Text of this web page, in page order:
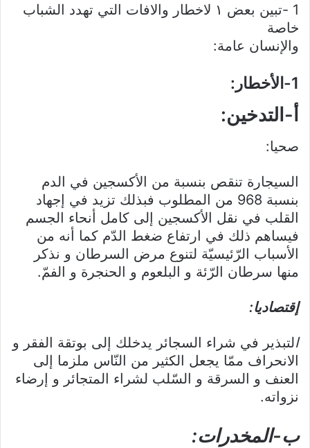
1 -تبين بعض ‎١‏ لاخطار والافات التي تهدد الشباب
خاصة
والإنسان عامة:
1-الأخطار:
أ-التدخين:
صحيا:
السيجارة تنقص بنسبة من الأكسجين في الدم
بنسبة 968 من المطلوب فبذلك تزيد في إجهاد
القلب في نقل الأكسجين إلى كامل أنحاء الجسم
فيساهم ذلك في ارتفاع ضغط الدّم كما أنه من
الأسباب الرّئيسيّة لتنوع مرض السرطان و نذكر
منها سرطان الرّئة و البلعوم و الحنجرة و الفمّ.
إقتصاديا:
التبذير في شراء السجائر يدخلك إلى بوتقة الفقر و
الانحراف ممّا يجعل الكثير من النّاس ملزما إلى
العنف و السرقة و السّلب لشراء المتجائر و إرضاء
نزواته.
ب-المخدرات: